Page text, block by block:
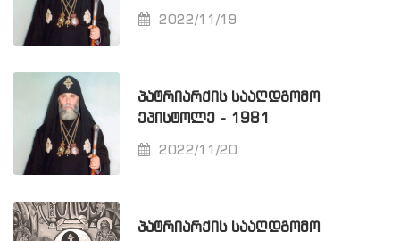
2022/11/19
ᲞᲐᲢᲠᲘᲐᲠᲥᲘᲡ ᲡᲐᲐᲦᲓᲒᲝᲛᲝ
ᲔᲞᲘᲡᲢᲝᲚᲔ - 1981
2022/11/20
ᲞᲐᲢᲠᲘᲐᲠᲥᲘᲡ ᲡᲐᲐᲦᲓᲒᲝᲛᲝ